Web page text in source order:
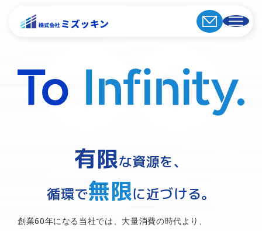
有限な資源を、
循環で無限に近づける。
創業60年になる当社では、大量消費の時代より、